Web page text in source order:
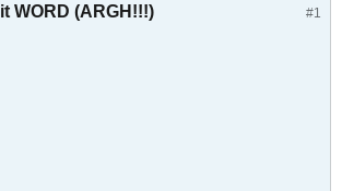
#1
WORD (ARGH!!!)